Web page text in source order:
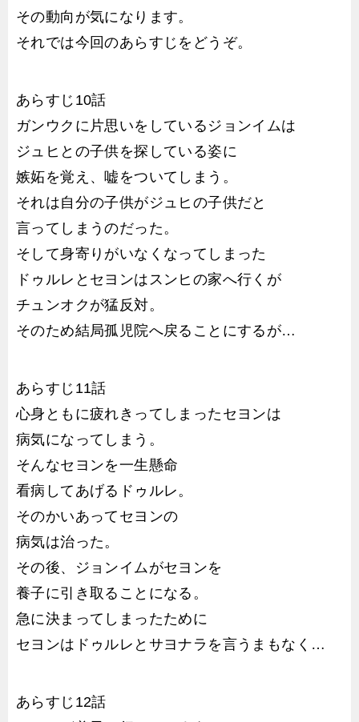
その動向が気になります。
それでは今回のあらすじをどうぞ。
あらすじ10話
ガンウクに片思いをしているジョンイムは
ジュヒとの子供を探している姿に
嫉妬を覚え、嘘をついてしまう。
それは自分の子供がジュヒの子供だと
言ってしまうのだった。
そして身寄りがいなくなってしまった
ドゥルレとセヨンはスンヒの家へ行くが
チュンオクが猛反対。
そのため結局孤児院へ戻ることにするが…
あらすじ11話
心身ともに疲れきってしまったセヨンは
病気になってしまう。
そんなセヨンを一生懸命
看病してあげるドゥルレ。
そのかいあってセヨンの
病気は治った。
その後、ジョンイムがセヨンを
養子に引き取ることになる。
急に決まってしまったために
セヨンはドゥルレとサヨナラを言うまもなく…
あらすじ12話